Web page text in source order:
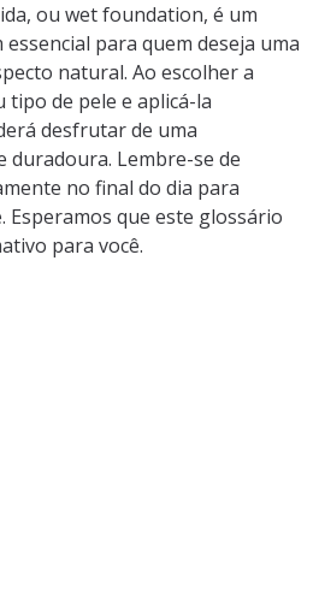
ou wet foundation, é um
para quem deseja uma
natural. Ao escolher a
tipo de pele e aplicá-la
desfrutar de uma
duradoura. Lembre-se de
no final do dia para
Esperamos que este glossário
para você.